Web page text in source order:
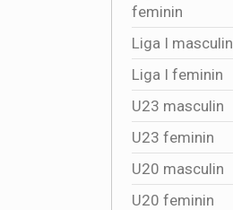
feminin
Liga I masculin
Liga I feminin
U23 masculin
U23 feminin
U20 masculin
U20 feminin